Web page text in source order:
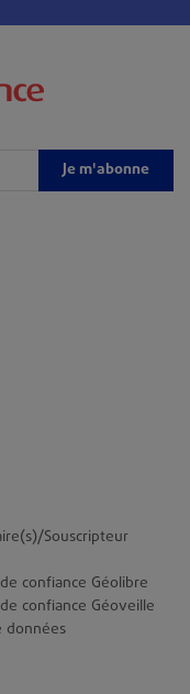
Je m'abonne
Souscripteur
confiance Géolibre
confiance Géoveille
données